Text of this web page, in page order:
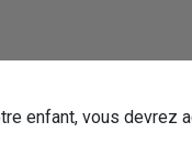
enfant, vous devrez